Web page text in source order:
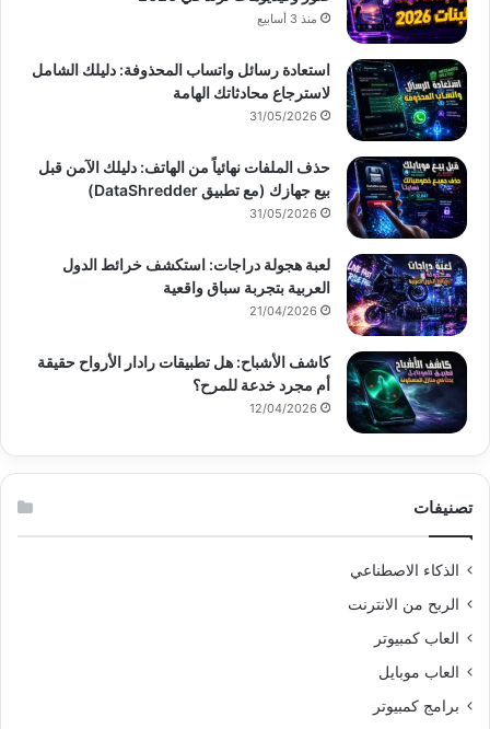
منذ 3 أسابيع
استعادة رسائل واتساب المحذوفة: دليلك الشامل
لاسترجاع محادثاتك الهامة
31/05/2026
حذف الملفات نهائياً من الهاتف: دليلك الآمن قبل
بيع جهازك (مع تطبيق DataShredder)
31/05/2026
لعبة هجولة دراجات: استكشف خرائط الدول
العربية بتجربة سباق واقعية
21/04/2026
كاشف الأشباح: هل تطبيقات رادار الأرواح حقيقة
أم مجرد خدعة للمرح؟
12/04/2026
تصنيفات
الذكاء الاصطناعي
الربح من الانترنت
العاب كمبيوتر
العاب موبايل
برامج كمبيوتر